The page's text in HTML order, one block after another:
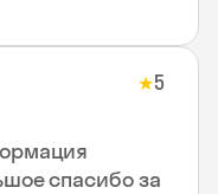
★5
спасибо за